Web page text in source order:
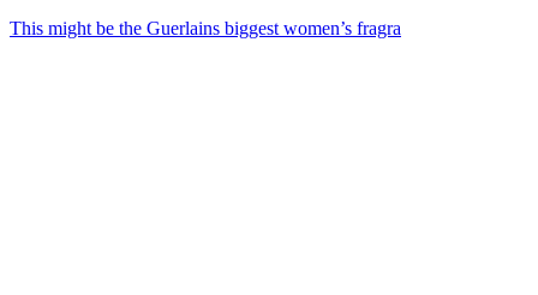
This might be the Guerlains biggest women’s fragra